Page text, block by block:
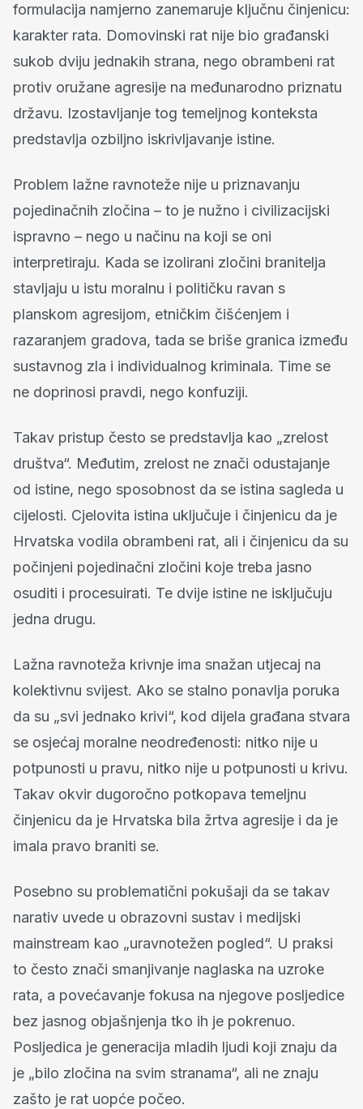
formulacija namjerno zanemaruje ključnu činjenicu:
karakter rata. Domovinski rat nije bio građanski
sukob dviju jednakih strana, nego obrambeni rat
protiv oružane agresije na međunarodno priznatu
državu. Izostavljanje tog temeljnog konteksta
predstavlja ozbiljno iskrivljavanje istine.
Problem lažne ravnoteže nije u priznavanju
pojedinačnih zločina – to je nužno i civilizacijski
ispravno – nego u načinu na koji se oni
interpretiraju. Kada se izolirani zločini branitelja
stavljaju u istu moralnu i političku ravan s
planskom agresijom, etničkim čišćenjem i
razaranjem gradova, tada se briše granica između
sustavnog zla i individualnog kriminala. Time se
ne doprinosi pravdi, nego konfuziji.
Takav pristup često se predstavlja kao „zrelost
društva“. Međutim, zrelost ne znači odustajanje
od istine, nego sposobnost da se istina sagleda u
cijelosti. Cjelovita istina uključuje i činjenicu da je
Hrvatska vodila obrambeni rat, ali i činjenicu da su
počinjeni pojedinačni zločini koje treba jasno
osuditi i procesuirati. Te dvije istine ne isključuju
jedna drugu.
Lažna ravnoteža krivnje ima snažan utjecaj na
kolektivnu svijest. Ako se stalno ponavlja poruka
da su „svi jednako krivi“, kod dijela građana stvara
se osjećaj moralne neodređenosti: nitko nije u
potpunosti u pravu, nitko nije u potpunosti u krivu.
Takav okvir dugoročno potkopava temeljnu
činjenicu da je Hrvatska bila žrtva agresije i da je
imala pravo braniti se.
Posebno su problematični pokušaji da se takav
narativ uvede u obrazovni sustav i medijski
mainstream kao „uravnotežen pogled“. U praksi
to često znači smanjivanje naglaska na uzroke
rata, a povećavanje fokusa na njegove posljedice
bez jasnog objašnjenja tko ih je pokrenuo.
Posljedica je generacija mladih ljudi koji znaju da
je „bilo zločina na svim stranama“, ali ne znaju
zašto je rat uopće počeo.